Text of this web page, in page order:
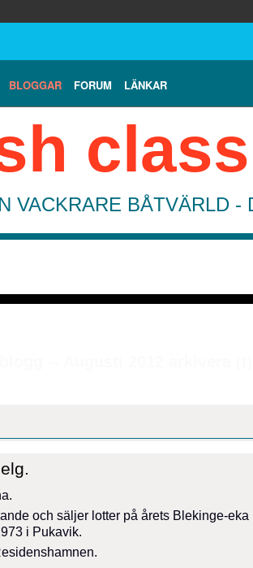
BLOGGAR FORUM LÄNKAR
VACKRARE BÅTVÄRLD -
och säljer lotter på årets Blekinge-eka
i Pukavik.